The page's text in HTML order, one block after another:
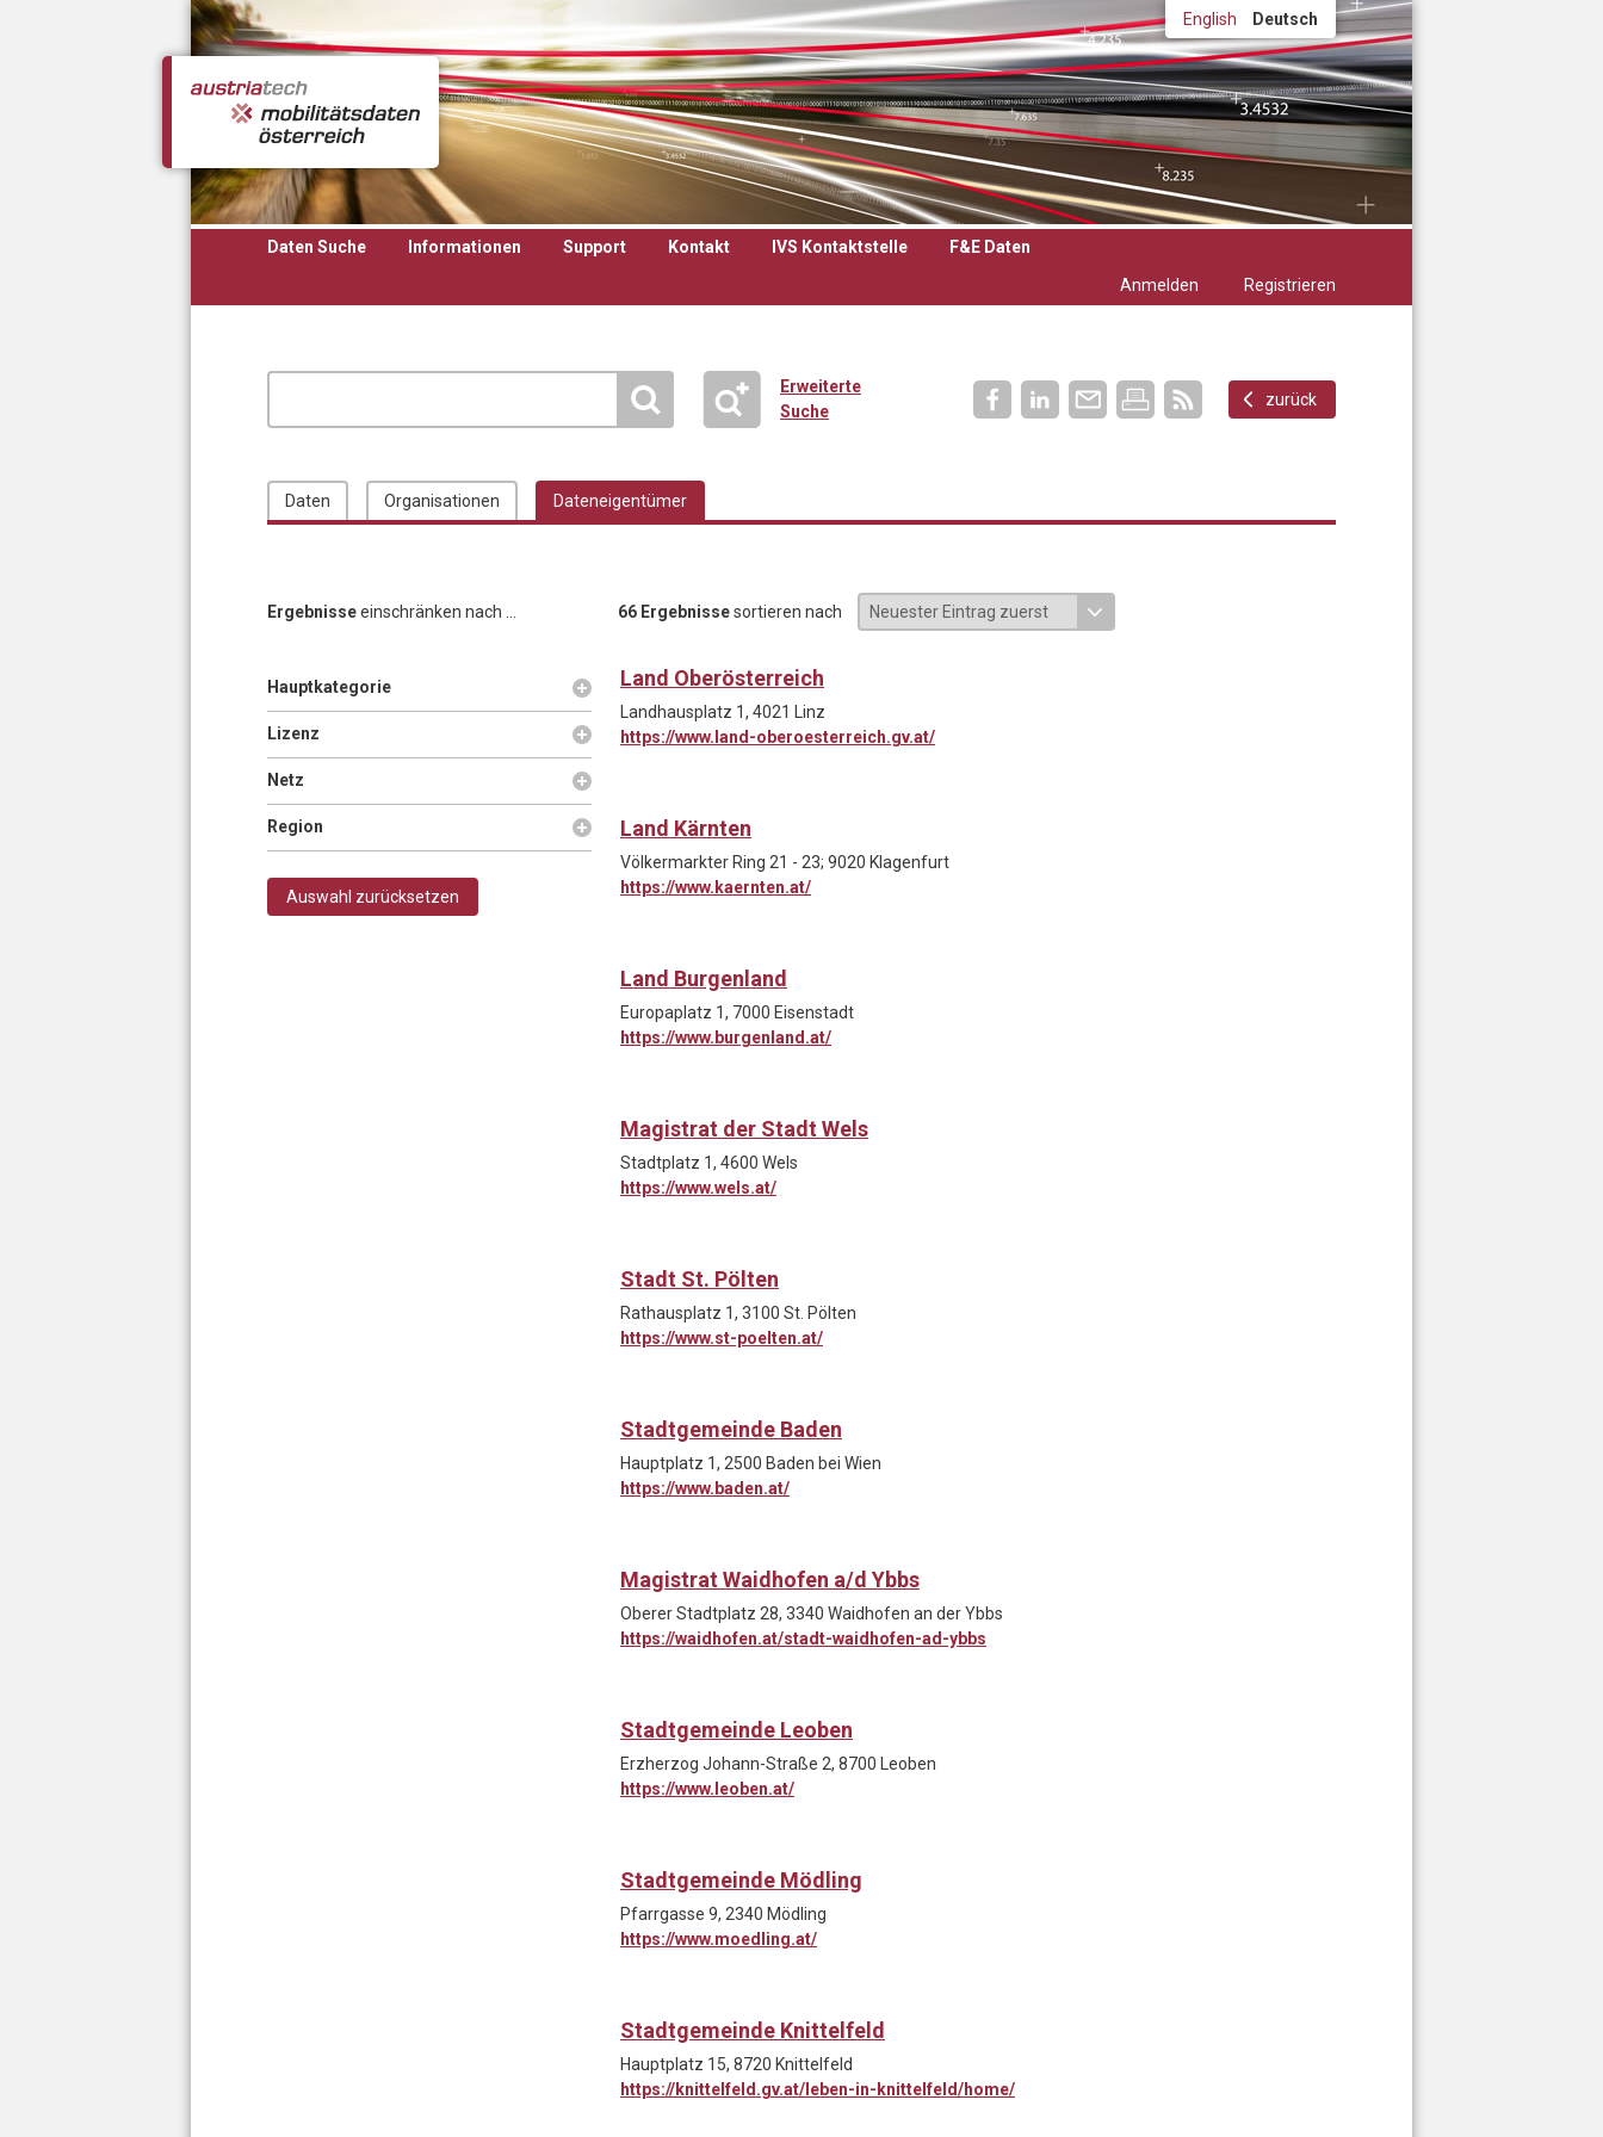
English Deutsch
Daten Suche Informationen Support Kontakt IVS Kontaktstelle
F&E Daten
Anmelden
Registrieren
Erweiterte
Suche
zurück
Daten Organisationen Dateneigentümer
Ergebnisseeinschränken nach ... 66 Ergebnissesortieren nach
Anzeigen
Hauptkategorie
Anzeigen
Lizenz
Anzeigen
Netz
Anzeigen
Region
Land Oberösterreich
Landhausplatz 1, 4021 Linz
https://www.land-oberoesterreich.gv.at/
Land Kärnten
Völkermarkter Ring 21 - 23; 9020 Klagenfurt
https://www.kaernten.at/
Land Burgenland
Europaplatz 1, 7000 Eisenstadt
https://www.burgenland.at/
Magistrat der Stadt Wels
Stadtplatz 1, 4600 Wels
https://www.wels.at/
Stadt St. Pölten
Rathausplatz 1, 3100 St. Pölten
https://www.st-poelten.at/
Stadtgemeinde Baden
Hauptplatz 1, 2500 Baden bei Wien
https://www.baden.at/
Magistrat Waidhofen a/d Ybbs
Oberer Stadtplatz 28, 3340 Waidhofen an der Ybbs
https://waidhofen.at/stadt-waidhofen-ad-ybbs
Stadtgemeinde Leoben
Erzherzog Johann-Straße 2, 8700 Leoben
https://www.leoben.at/
Stadtgemeinde Mödling
Pfarrgasse 9, 2340 Mödling
https://www.moedling.at/
Stadtgemeinde Knittelfeld
Hauptplatz 15, 8720 Knittelfeld
https://knittelfeld.gv.at/leben-in-knittelfeld/home/
Seiten